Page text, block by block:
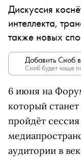
Дискуссия
интеллекта,
также новых
Добавить Сноб
Сноб будет чаще
6 июня на
который
пройдёт
аудитории в